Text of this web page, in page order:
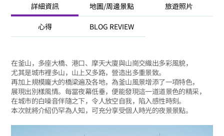
詳細資訊 地圖/周邊景點 旅遊照片
心得 BLOG REVIEW
在釜山，多座大橋、港口、摩天大廈與山崗交織出多彩風貌，
尤其是城市裡多山，山上又多路，營造出多重景致。
再加上規模龐大的橋梁遍及各地，為釜山風景增添了一項特色，
展現出別樣風情。每當夜幕低垂，便能發現這一道道景色的精采，
在城市的白噪音伴隨之下，令人放空自我，陷入感性時刻。
本次就將介紹仍罕為人知，可充分享受個人時光的夜景景點。